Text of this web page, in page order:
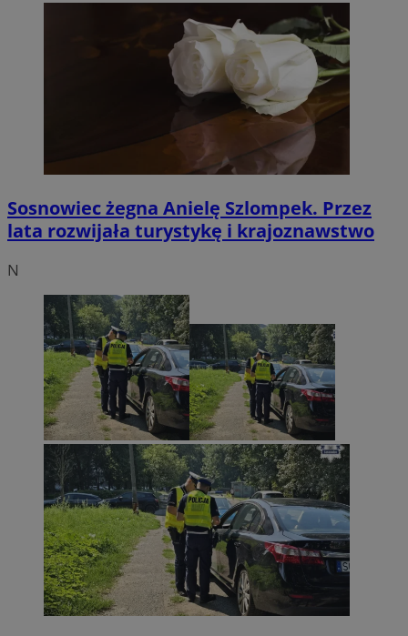
Sosnowiec żegna Anielę Szlompek. Przez
lata rozwijała turystykę i krajoznawstwo
N